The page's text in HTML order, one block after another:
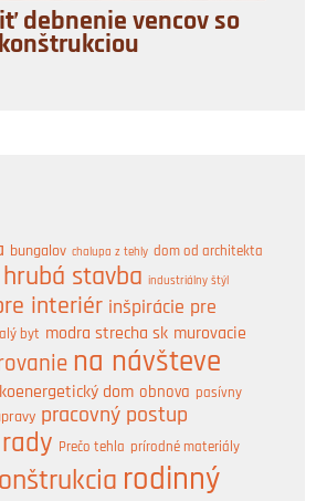
debnenie vencov so
bungalov chalupa z tehly dom od architekta
hrubá stavba industriálny štýl
interiér inšpirácie pre
byt modra strecha sk murovacie
na návšteve
dom obnova pasívny
pracovný postup
Prečo tehla prírodné materiály
rodinný